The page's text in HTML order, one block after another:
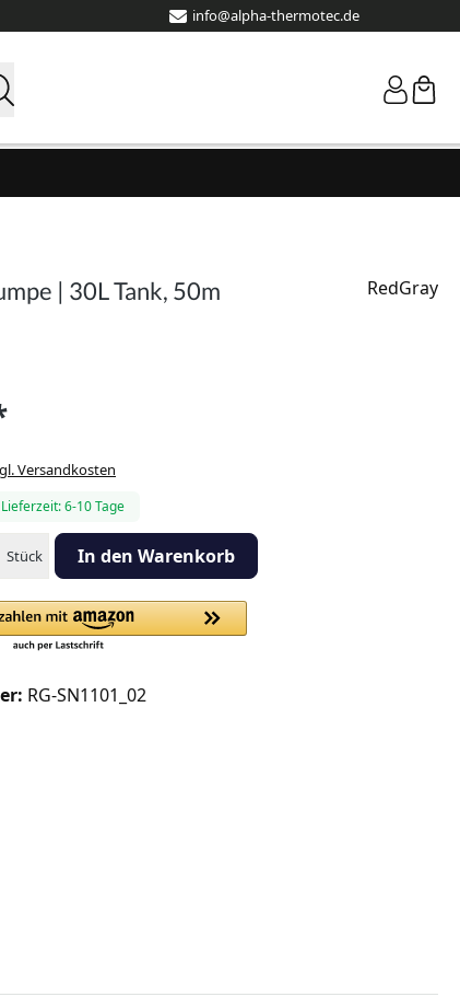
info@alpha-thermotec.de
| 30L Tank, 50m
RedGray
Versandkosten
6-10 Tage
den gewünschten Wert ein oder benutze die
Stück In den Warenkorb
RG-SN1101_02